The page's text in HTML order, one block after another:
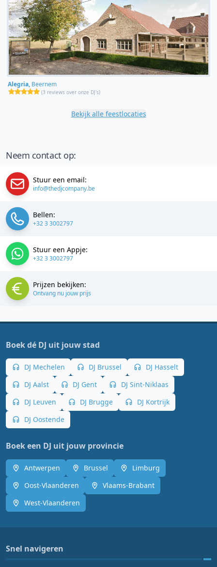
Alegria, Beernem
(3 reviews over onze DJ's)
Bekijk alle feestlocaties
Neem contact op:
Stuur een email:
info@thedjcompany.be
Bellen:
+32 3 3002797
Stuur een Appje:
+32 3 3002797
Prijzen bekijken:
Ontvang nu jouw prijs
Boek dé DJ uit jouw stad
DJ Mechelen DJ Brussel
DJ Hasselt
DJ Aalst
DJ Gent
DJ Sint-Niklaas
DJ Leuven
DJ Brugge
DJ Kortrijk
DJ Oostende
Boek een DJ uit jouw provincie
Antwerpen Brussel
Limburg
Oost-Vlaanderen
Vlaams-Brabant
West-Vlaanderen
Snel navigeren